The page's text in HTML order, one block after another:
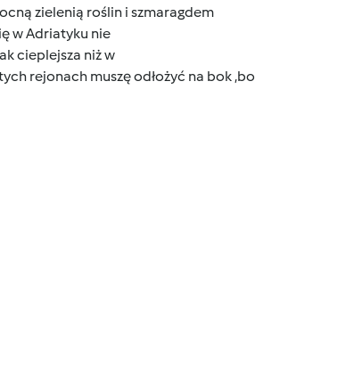
zielenią roślin i szmaragdem
w Adriatyku nie
cieplejsza niż w
rejonach muszę odłożyć na bok ,bo